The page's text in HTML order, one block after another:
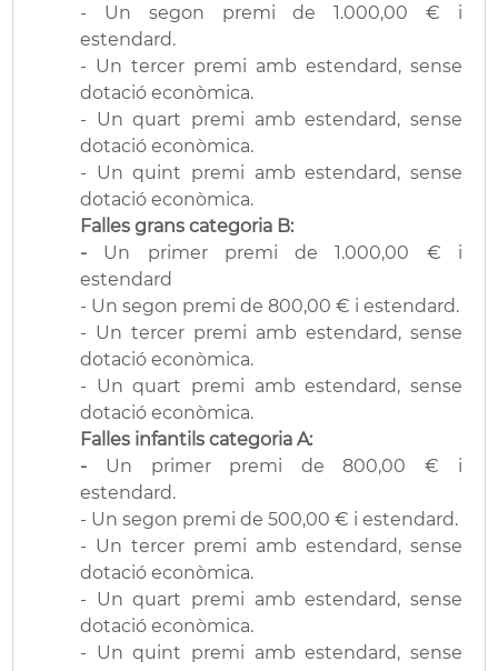
- Un segon premi de 1.000,00 € i
estendard.
- Un tercer premi amb estendard, sense
dotació econòmica.
- Un quart premi amb estendard, sense
dotació econòmica.
- Un quint premi amb estendard, sense
dotació econòmica.
Falles grans categoria B:
- Un primer premi de 1.000,00 € i
estendard
- Un segon premi de 800,00 € i estendard.
- Un tercer premi amb estendard, sense
dotació econòmica.
- Un quart premi amb estendard, sense
dotació econòmica.
Falles infantils categoria A:
- Un primer premi de 800,00 € i
estendard.
- Un segon premi de 500,00 € i estendard.
- Un tercer premi amb estendard, sense
dotació econòmica.
- Un quart premi amb estendard, sense
dotació econòmica.
- Un quint premi amb estendard, sense